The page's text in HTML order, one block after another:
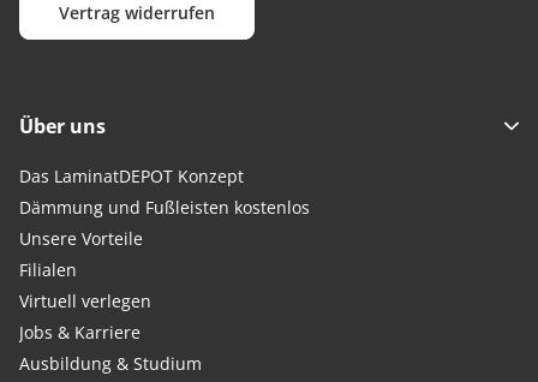
Vertrag widerrufen
Über uns
Das LaminatDEPOT Konzept
Dämmung und Fußleisten kostenlos
Unsere Vorteile
Filialen
Virtuell verlegen
Jobs & Karriere
Ausbildung & Studium